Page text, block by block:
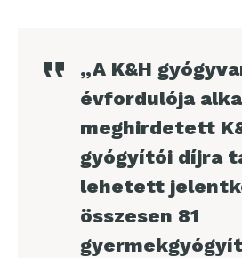
„A K&H
évfordulója
meghirdetett
gyógyítói díjra
lehetett
összesen 81